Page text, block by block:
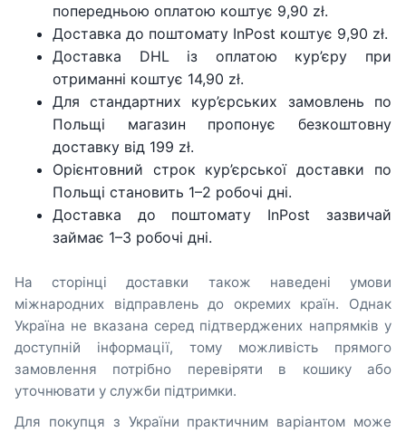
попередньою оплатою коштує 9,90 zł.
Доставка до поштомату InPost коштує 9,90 zł.
Доставка DHL із оплатою кур’єру при
отриманні коштує 14,90 zł.
Для стандартних кур’єрських замовлень по
Польщі магазин пропонує безкоштовну
доставку від 199 zł.
Орієнтовний строк кур’єрської доставки по
Польщі становить 1–2 робочі дні.
Доставка до поштомату InPost зазвичай
займає 1–3 робочі дні.
На сторінці доставки також наведені умови
міжнародних відправлень до окремих країн. Однак
Україна не вказана серед підтверджених напрямків у
доступній інформації, тому можливість прямого
замовлення потрібно перевіряти в кошику або
уточнювати у служби підтримки.
Для покупця з України практичним варіантом може